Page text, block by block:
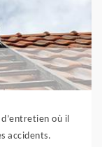
où il
accidents.